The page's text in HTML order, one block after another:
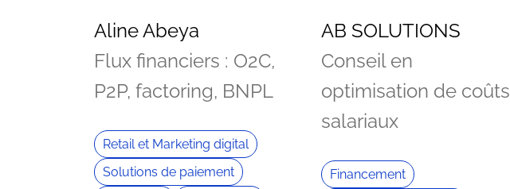
Aline Abeya
Flux financiers : O2C,
P2P, factoring, BNPL
Retail et Marketing digital
Solutions de paiement
AB SOLUTIONS
Conseil en
optimisation de coûts
salariaux
Financement